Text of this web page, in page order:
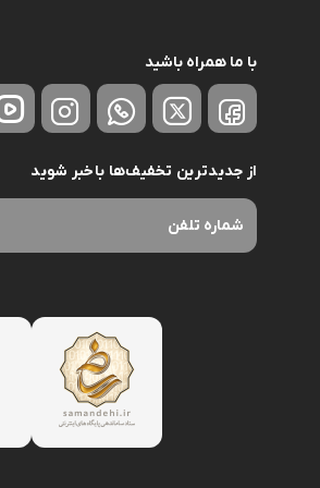
با ما همراه باشید
از جدیدترین تخفیف‌ها باخبر شوید